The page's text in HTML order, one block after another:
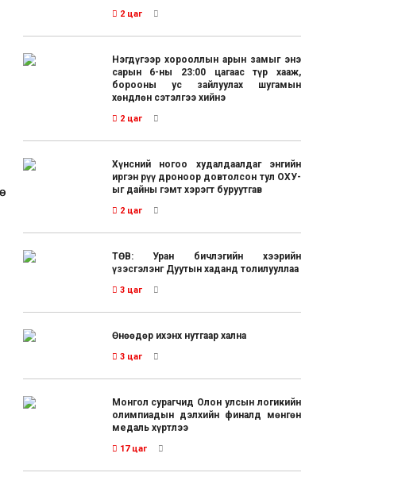
2 цаг
Нэгдүгээр хорооллын арын замыг энэ
сарын 6-ны 23:00 цагаас түр хааж,
борооны ус зайлуулах шугамын
хөндлөн сэтэлгээ хийнэ
2 цаг
Хүнсний ногоо худалдаалдаг энгийн
иргэн рүү дроноор довтолсон тул ОХУ-
ыг дайны гэмт хэрэгт буруутгав
2 цаг
ТӨВ: Уран бичлэгийн хээрийн
үзэсгэлэнг Дуутын хаданд толилууллаа
3 цаг
Өнөөдөр ихэнх нутгаар хална
3 цаг
Монгол сурагчид Олон улсын логикийн
олимпиадын дэлхийн финалд мөнгөн
медаль хүртлээ
17 цаг